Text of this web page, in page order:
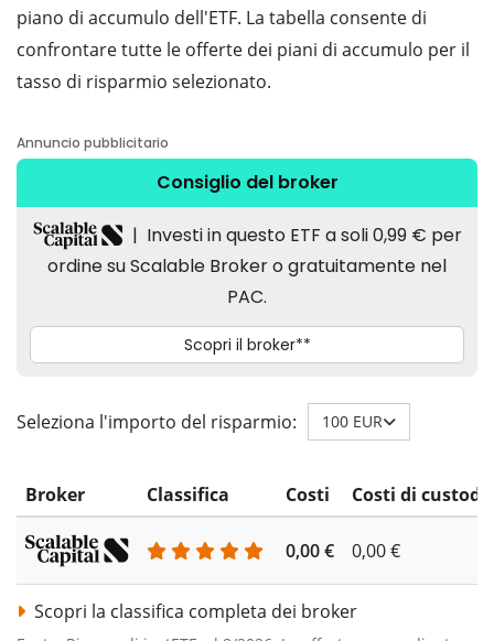
piano di accumulo dell'ETF. La tabella consente di
confrontare tutte le offerte dei piani di accumulo per il
tasso di risparmio selezionato.
Seleziona l'importo del risparmio: 100 EUR
Broker Classifica Costi Costi di
0,00 € 0,00 €
Scopri la classifica completa dei broker